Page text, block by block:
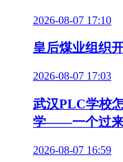
2026-08-07 17:10
皇后煤业组织
2026-08-07 17:03
武汉PLC学校
学——一个过来
2026-08-07 16:59